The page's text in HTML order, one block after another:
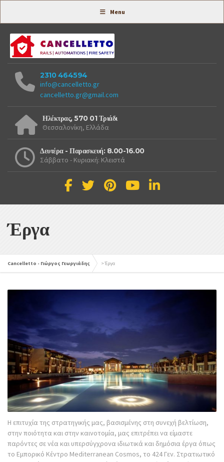
Συστήματα Ασφαλείας -
2310 464594
info@cancelletto.gr
cancelletto.gr@gmail.com
Ηλέκτρας, 570 01 Τριάδι
Θεσσαλονίκη, Ελλάδα
Δευτέρα - Παρασκευή: 8.00-16.00
Σάββατο - Κυριακή: Κλειστά
Έργα
Cancelletto - Γιώργος Γεωργιάδης >Έργα
Η επιτυχία της στρατηγικής μας, βασισμένης στη συνεχή βελτίωση,
στην ποιότητα και στην καινοτομία, μας επιτρέπει να είμαστε
παρόντες σε νέα και υπερσύγχρονα ιδιωτικά και δημόσια έργα όπως
το Εμπορικό Κέντρο Mediterranean Cosmos, το 424 Γεν. Στρατιωτικό
Menu